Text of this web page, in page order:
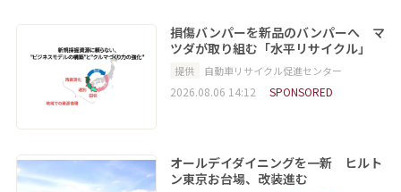
損傷バンパーを新品のバンパーへ マ
ツダが取り組む「水平リサイクル」
提供 自動車リサイクル促進センター
2026.08.06 14:12 SPONSORED
オールデイダイニングを一新 ヒルト
ン東京お台場、改装進む